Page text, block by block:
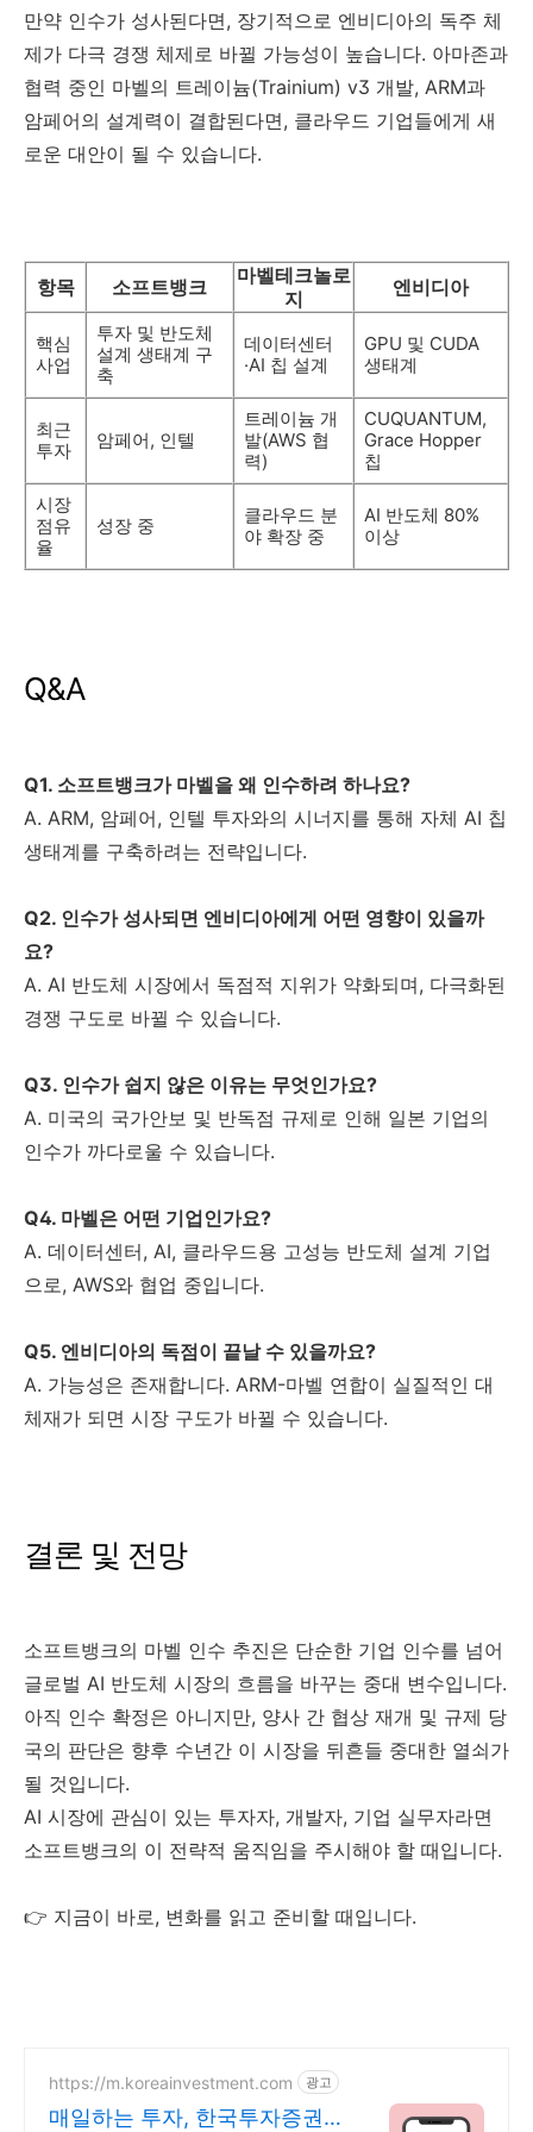
만약 인수가 성사된다면, 장기적으로 엔비디아의 독주 체
제가 다극 경쟁 체제로 바뀔 가능성이 높습니다. 아마존과
협력 중인 마벨의 트레이늄(Trainium) v3 개발, ARM과
암페어의 설계력이 결합된다면, 클라우드 기업들에게 새
로운 대안이 될 수 있습니다.
항목 소프트뱅크
마벨테크놀로
지
엔비디아
핵심
사업
투자 및 반도체
설계 생태계 구
축
데이터센터
·AI 칩 설계
GPU 및 CUDA
생태계
최근
투자
암페어, 인텔
트레이늄 개
발(AWS 협
력)
CUQUANTUM,
Grace Hopper
칩
시장
점유
율
성장 중
클라우드 분
야 확장 중
AI 반도체 80%
이상
Q&A
Q1. 소프트뱅크가 마벨을 왜 인수하려 하나요?
A. ARM, 암페어, 인텔 투자와의 시너지를 통해 자체 AI 칩
생태계를 구축하려는 전략입니다.
Q2. 인수가 성사되면 엔비디아에게 어떤 영향이 있을까
요?
A. AI 반도체 시장에서 독점적 지위가 약화되며, 다극화된
경쟁 구도로 바뀔 수 있습니다.
Q3. 인수가 쉽지 않은 이유는 무엇인가요?
A. 미국의 국가안보 및 반독점 규제로 인해 일본 기업의
인수가 까다로울 수 있습니다.
Q4. 마벨은 어떤 기업인가요?
A. 데이터센터, AI, 클라우드용 고성능 반도체 설계 기업
으로, AWS와 협업 중입니다.
Q5. 엔비디아의 독점이 끝날 수 있을까요?
A. 가능성은 존재합니다. ARM-마벨 연합이 실질적인 대
체재가 되면 시장 구도가 바뀔 수 있습니다.
결론 및 전망
소프트뱅크의 마벨 인수 추진은 단순한 기업 인수를 넘어
글로벌 AI 반도체 시장의 흐름을 바꾸는 중대 변수입니다.
아직 인수 확정은 아니지만, 양사 간 협상 재개 및 규제 당
국의 판단은 향후 수년간 이 시장을 뒤흔들 중대한 열쇠가
될 것입니다.
AI 시장에 관심이 있는 투자자, 개발자, 기업 실무자라면
소프트뱅크의 이 전략적 움직임을 주시해야 할 때입니다.
👉 지금이 바로, 변화를 읽고 준비할 때입니다.
https://m.koreainvestment.com 광고
매일하는 투자, 한국투자증권